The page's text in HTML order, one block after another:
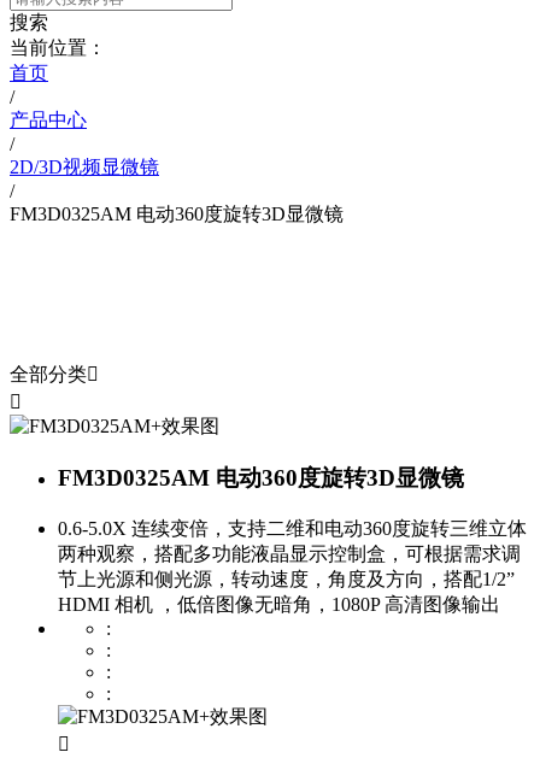
搜索
当前位置：
首页
/
产品中心
/
2D/3D视频显微镜
/
FM3D0325AM 电动360度旋转3D显微镜
全部分类

FM3D0325AM 电动360度旋转3D显微镜
0.6-5.0X 连续变倍，支持二维和电动360度旋转三维立体
两种观察，搭配多功能液晶显示控制盒，可根据需求调
节上光源和侧光源，转动速度，角度及方向，搭配1/2”
HDMI 相机 ，低倍图像无暗角，1080P 高清图像输出
:
:
:
:
